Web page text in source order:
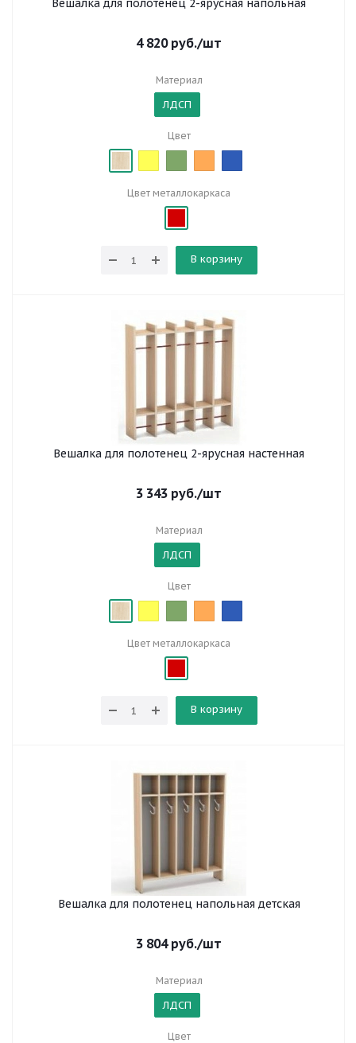
Вешалка для полотенец 2-ярусная напольная
4 820руб./шт
Материал
ЛДСП
Цвет
Цвет металлокаркаса
В корзину
Вешалка для полотенец 2-ярусная настенная
3 343 руб./шт
Материал
ЛДСП
Цвет
Цвет металлокаркаса
В корзину
Вешалка для полотенец напольная детская
3 804руб./шт
Материал
ЛДСП
Цвет